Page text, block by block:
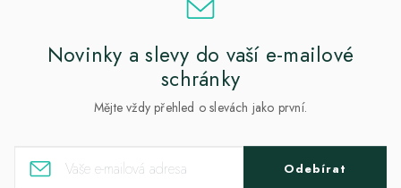
Novinky a slevy do vaší e-mailové
schránky
Mějte vždy přehled o slevách jako první.
Odebírat